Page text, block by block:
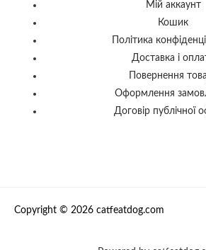
Мій аккаунт
Кошик
Політика
Доставка і
Повернення
Оформлення
Договір публічної
Copyright © 2026 catfeatdog.com